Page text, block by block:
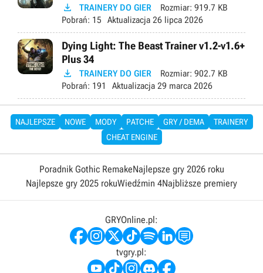
 TRAINERY DO GIER Rozmiar: 919.7 KB
Pobrań: 15 Aktualizacja 26 lipca 2026
Dying Light: The Beast Trainer v1.2-v1.6+
Plus 34
 TRAINERY DO GIER Rozmiar: 902.7 KB
Pobrań: 191 Aktualizacja 29 marca 2026
NAJLEPSZE NOWE MODY PATCHE GRY / DEMA
TRAINERY
CHEAT ENGINE
Poradnik Gothic RemakeNajlepsze gry 2026 roku
Najlepsze gry 2025 rokuWiedźmin 4Najbliższe premiery
GRYOnline.pl:
tvgry.pl: